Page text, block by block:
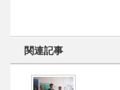
関連記事